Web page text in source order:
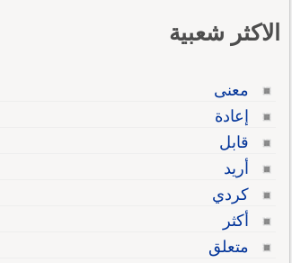
الاكثر شعبية
معنى
إعادة
قابل
أريد
كردي
أكثر
متعلق